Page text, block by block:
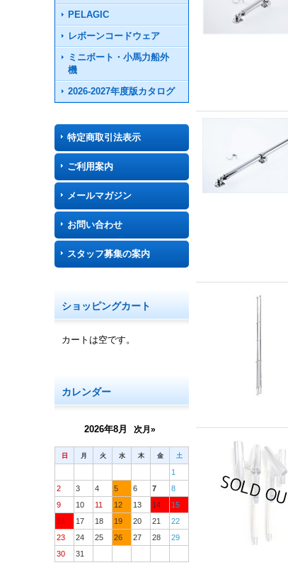
PELAGIC
レボーンコードウェア
ミニボート・小馬力船外
機
2026-2027年度版カタログ
特定商取引法表示
ご利用案内
メールマガジン
お問い合わせ
スタッフ募集の案内
ショッピングカート
カートは空です。
カレンダー
2026年8月 次月»
日 月 火 水 木 金 土
1
2
3 4 5 6 7
8
9
10 11 12 13 14
15
16
17 18 19 20 21
22
23
24 25 26 27 28
29
30
31